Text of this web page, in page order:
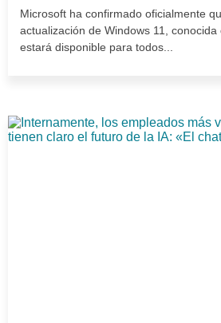
Microsoft ha confirmado oficialmente
actualización de Windows 11, conocida
estará disponible para todos...